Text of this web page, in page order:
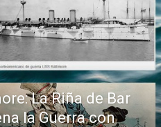
La Riña de Bar
la Guerra con